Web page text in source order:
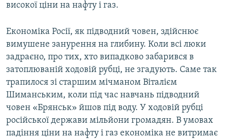
високої ціни на нафту і газ.
Економіка Росії, як підводний човен, здійснює
вимушене занурення на глибину. Коли всі люки
задраєно, про тих, хто випадково забарився в
затоплюваній ходовій рубці, не згадують. Саме так
трапилося зі старшим мічманом Віталієм
Шиманським, коли під час навчань підводний
човен «Брянськ» йшов під воду. У ходовій рубці
російської держави мільйони громадян. В умовах
падіння ціни на нафту і газ економіка не витримає